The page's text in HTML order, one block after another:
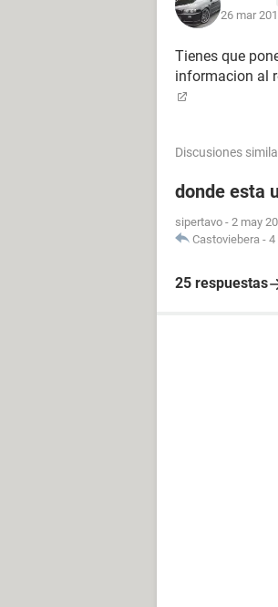
26 mar
Tienes que
informacion al
Discusiones
donde esta
sipertavo - 2 may
Castoviebera - 4
25 respuestas